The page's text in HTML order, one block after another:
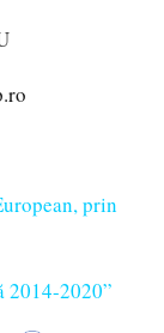
prin
2014-2020”